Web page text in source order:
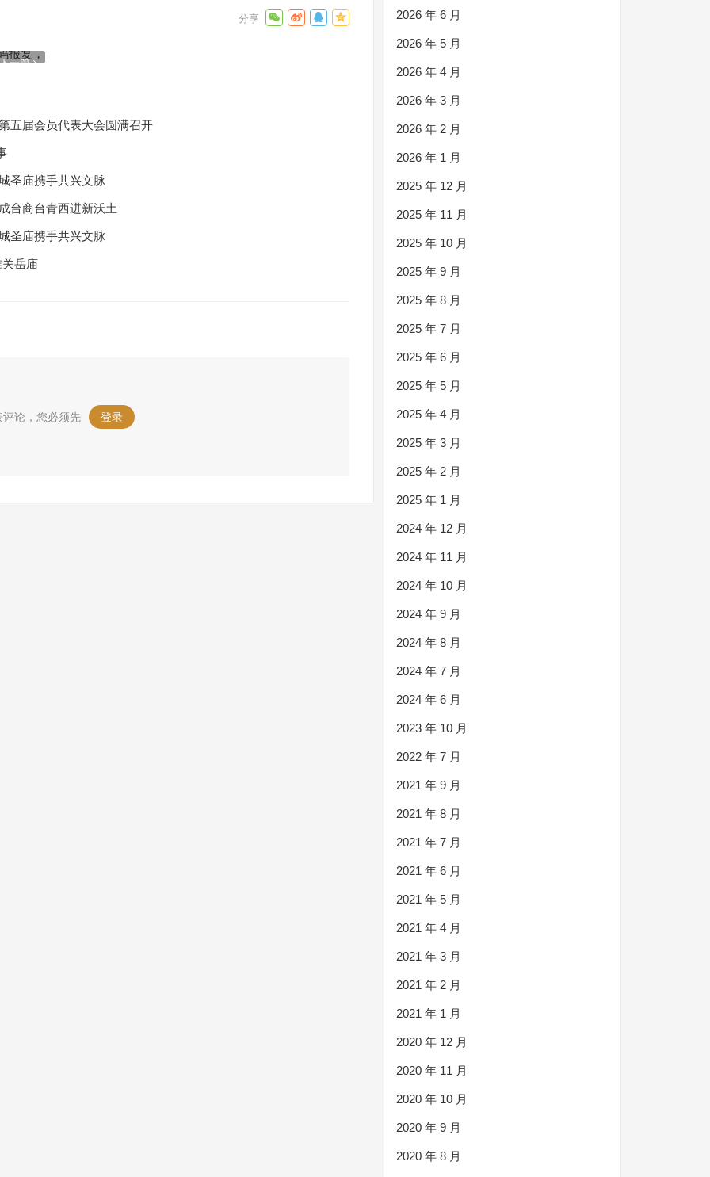
一篇
五届会员代表大会圆满召开
圣庙携手共兴文脉
台商台青西进新沃土
圣庙携手共兴文脉
岳庙
评论，您必须先 登录 。
2026 年 6 月
2026 年 5 月
2026 年 4 月
2026 年 3 月
2026 年 2 月
2026 年 1 月
2025 年 12 月
2025 年 11 月
2025 年 10 月
2025 年 9 月
2025 年 8 月
2025 年 7 月
2025 年 6 月
2025 年 5 月
2025 年 4 月
2025 年 3 月
2025 年 2 月
2025 年 1 月
2024 年 12 月
2024 年 11 月
2024 年 10 月
2024 年 9 月
2024 年 8 月
2024 年 7 月
2024 年 6 月
2023 年 10 月
2022 年 7 月
2021 年 9 月
2021 年 8 月
2021 年 7 月
2021 年 6 月
2021 年 5 月
2021 年 4 月
2021 年 3 月
2021 年 2 月
2021 年 1 月
2020 年 12 月
2020 年 11 月
2020 年 10 月
2020 年 9 月
2020 年 8 月